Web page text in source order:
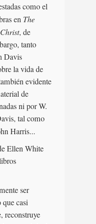
como el
en The
, de
tanto
Davis
la vida de
evidente
de
ni por W.
tal como
Harris...
Ellen White
ser
casi
reconstruye